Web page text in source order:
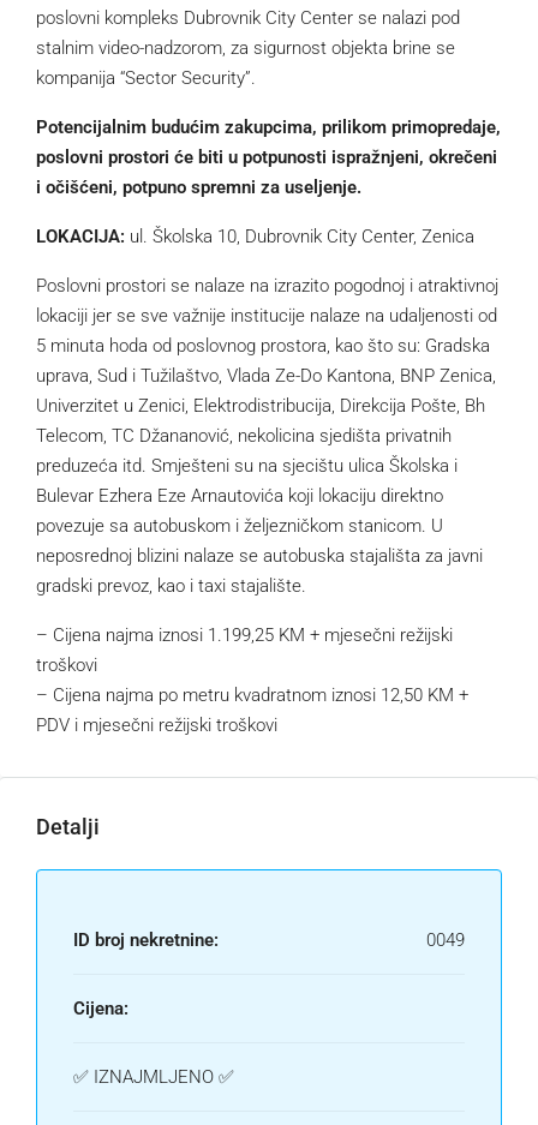
poslovni kompleks Dubrovnik City Center se nalazi pod
stalnim video-nadzorom, za sigurnost objekta brine se
kompanija “Sector Security”.
Potencijalnim budućim zakupcima, prilikom primopredaje,
poslovni prostori će biti u potpunosti ispražnjeni, okrečeni
i očišćeni, potpuno spremni za useljenje.
LOKACIJA: ul. Školska 10, Dubrovnik City Center, Zenica
Poslovni prostori se nalaze na izrazito pogodnoj i atraktivnoj
lokaciji jer se sve važnije institucije nalaze na udaljenosti od
5 minuta hoda od poslovnog prostora, kao što su: Gradska
uprava, Sud i Tužilaštvo, Vlada Ze-Do Kantona, BNP Zenica,
Univerzitet u Zenici, Elektrodistribucija, Direkcija Pošte, Bh
Telecom, TC Džananović, nekolicina sjedišta privatnih
preduzeća itd. Smješteni su na sjecištu ulica Školska i
Bulevar Ezhera Eze Arnautovića koji lokaciju direktno
povezuje sa autobuskom i željezničkom stanicom. U
neposrednoj blizini nalaze se autobuska stajališta za javni
gradski prevoz, kao i taxi stajalište.
– Cijena najma iznosi 1.199,25 KM + mjesečni režijski
troškovi
– Cijena najma po metru kvadratnom iznosi 12,50 KM +
PDV i mjesečni režijski troškovi
Detalji
ID broj nekretnine: 0049
Cijena:
✅ IZNAJMLJENO ✅